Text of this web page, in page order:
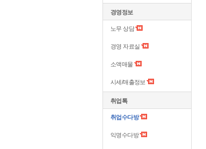
경영정보
노무 상담
경영 자료실
소액매물
시세/매출정보
취업톡
취업수다방
익명수다방